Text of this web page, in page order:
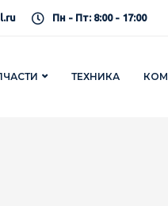
Пн - Пт: 8:00 - 17:00
ТЕХНИКА